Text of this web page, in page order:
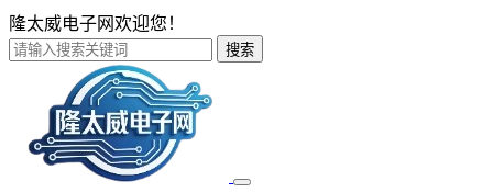
隆太威电子网欢迎您！
搜索